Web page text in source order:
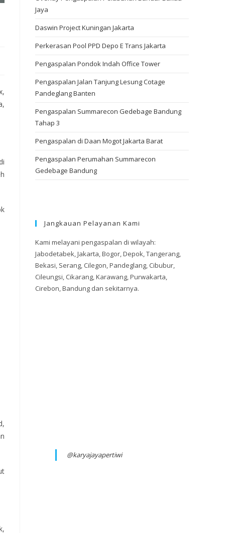
Jaya
Daswin Project Kuningan Jakarta
Perkerasan Pool PPD Depo E Trans Jakarta
Pengaspalan Pondok Indah Office Tower
Pengaspalan Jalan Tanjung Lesung Cotage
Pandeglang Banten
Pengaspalan Summarecon Gedebage Bandung
Tahap 3
Pengaspalan di Daan Mogot Jakarta Barat
Pengaspalan Perumahan Summarecon
Gedebage Bandung
Jangkauan Pelayanan Kami
Kami melayani pengaspalan di wilayah:
Jabodetabek, Jakarta, Bogor, Depok, Tangerang,
Bekasi, Serang, Cilegon, Pandeglang, Cibubur,
Cileungsi, Cikarang, Karawang, Purwakarta,
Cirebon, Bandung dan sekitarnya.
@karyajayapertiwi